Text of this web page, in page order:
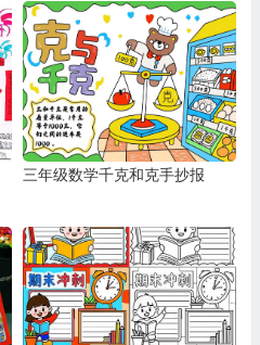
三年级数学千克和克手抄报